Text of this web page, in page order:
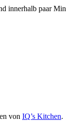
innerhalb paar
von IQ’s Kitchen.